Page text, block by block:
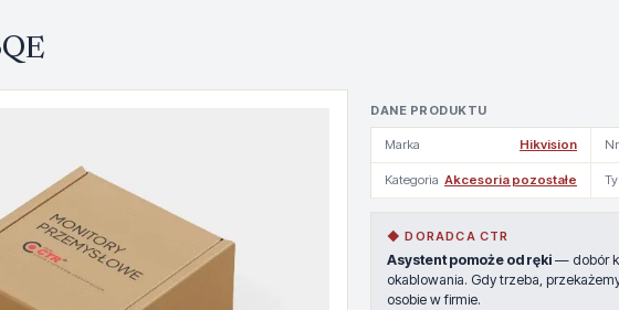
DANE PRODUKTU
Marka Hikvision
Kategoria Akcesoria pozostałe
◆ DORADCA CTR
Asystent pomoże od ręki — dobór
okablowania. Gdy trzeba,
osobie w firmie.